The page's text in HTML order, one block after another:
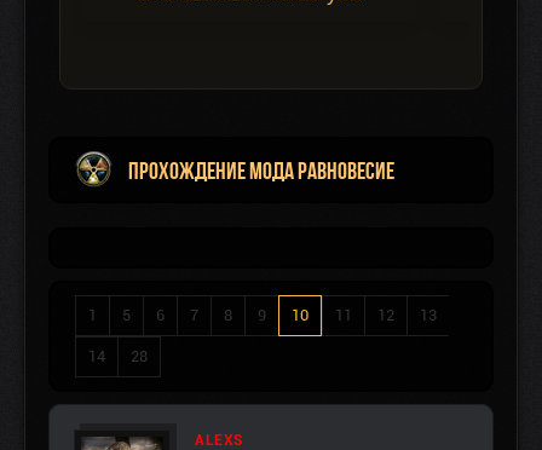
Прохождение мода Равновесие
1 5 6 7 8 9 10 11 12 13
14 28
ALEXS